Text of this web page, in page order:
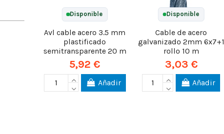
Disponible
Avl cable acero 3.5 mm
plastificado
semitransparente 20 m
5,92 €
Añadir
Disponible
Cable de acero
galvanizado 2mm 6x7+1
rollo 10 m
3,03 €
Añadir